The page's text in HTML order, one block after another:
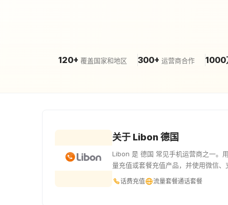
120+ 覆盖国家和地区 300+ 运营商合作 1000
关于 Libon 德国
Libon 是 德国 常见手机运营商之一。
量充值或套餐充值产品，并使用微信、
话费充值 流量套餐通话套餐